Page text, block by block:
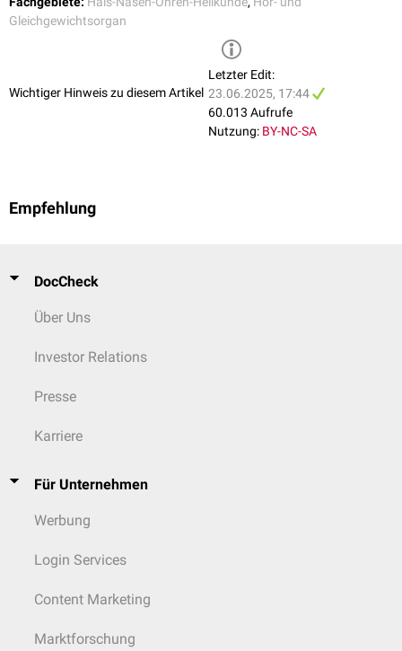
1) Schemazeichnung 2) Transversalschnitt des Mittelohrs
Gleichgewichtsorgan
Wichtiger Hinweis zu diesem Artikel
Letzter Edit:
23.06.2025, 17:44
60.013 Aufrufe
Nutzung: BY-NC-SA
Empfehlung
DocCheck
Über Uns
Investor Relations
Presse
Karriere
Für Unternehmen
Werbung
Login Services
Content Marketing
Marktforschung